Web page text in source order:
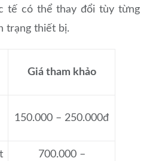
tế có thể thay đổi tùy từng
trạng thiết bị.
Giá tham khảo
150.000 – 250.000đ
700.000 –